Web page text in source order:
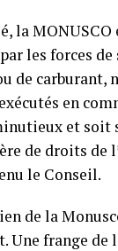
la
les forces
de carburant,
en
et
de droits de
le Conseil.
de la
Une frange de